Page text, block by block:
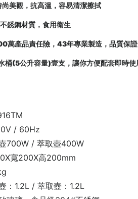
美觀，抗高溫，容易清潔擦拭
銹鋼材質，食用衛生
萬產品責任險，43年專業製造，品質保證
桶(5公升容量)壹支，讓你方便配套即時
/ 60Hz
700W / 萃取壺400W
寬200X高200mm
1.2L / 萃取壺：1.2L